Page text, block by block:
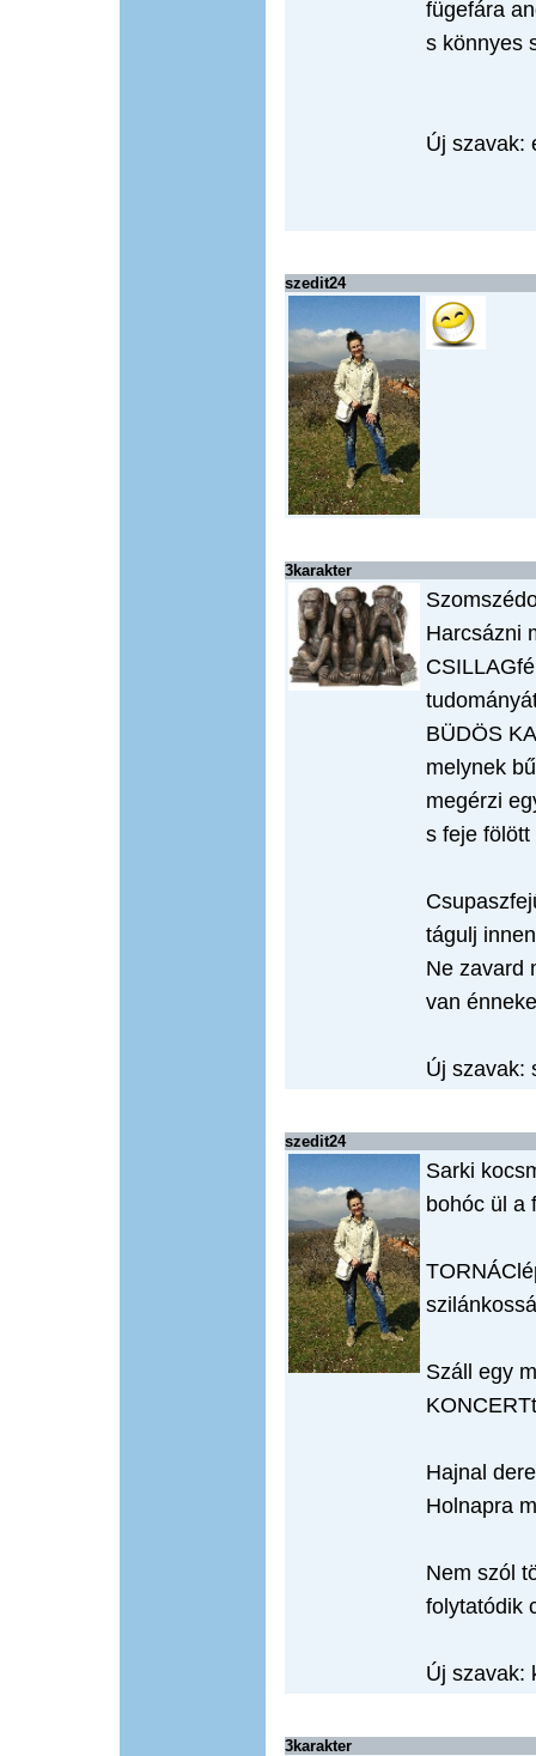
fügefára
s könnyes
Új szavak:
szedit24
3karakter
Harcsázni
BÜDÖS
melynek
megérzi
s feje
tágulj
Ne zavard
van
Új szavak:
szedit24
Sarki
bohóc ül a
Száll egy
Hajnal
Holnapra
Nem szól
folytatódik
Új szavak:
3karakter